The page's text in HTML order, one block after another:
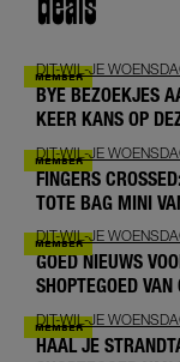
DIT-WIL-JE
BYE BEZOEKJES
KEER KANS OP
DIT-WIL-JE
FINGERS
TOTE BAG MINI
DIT-WIL-JE
GOED NIEUWS
SHOPTEGOED VAN
DIT-WIL-JE
HAAL JE